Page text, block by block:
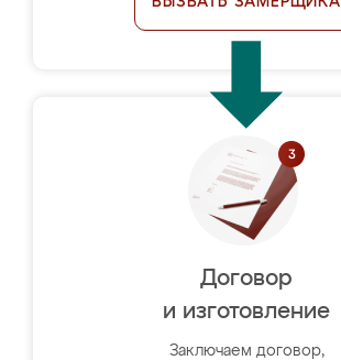
Договор
и изготовление
Заключаем договор,